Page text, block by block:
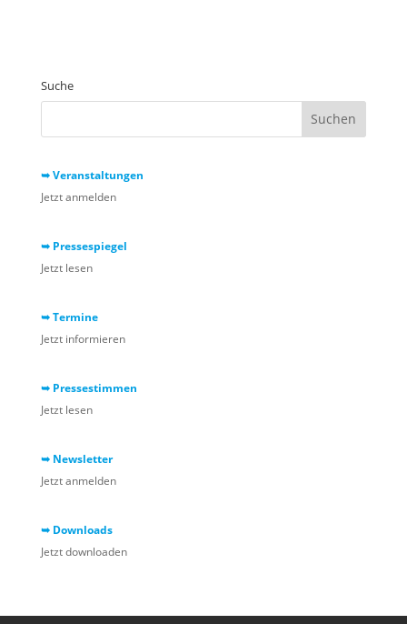
Suche
➥ Veranstaltungen
Jetzt anmelden
➥ Pressespiegel
Jetzt lesen
➥ Termine
Jetzt informieren
➥ Pressestimmen
Jetzt lesen
➥ Newsletter
Jetzt anmelden
➥ Downloads
Jetzt downloaden